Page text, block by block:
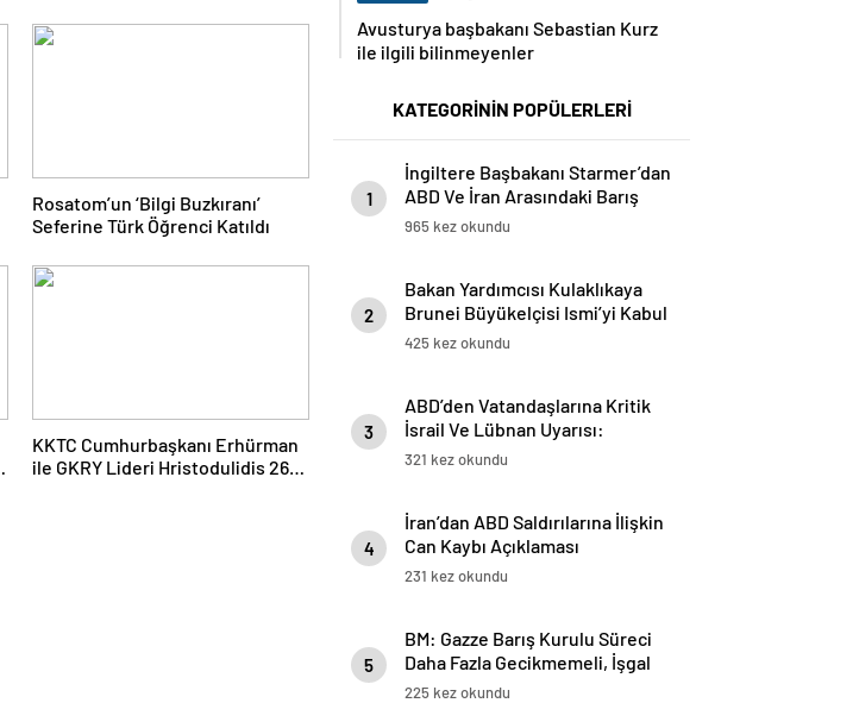
Rosatom’un ‘Bilgi Buzkıranı’
Seferine Türk Öğrenci Katıldı
KKTC Cumhurbaşkanı Erhürman
ile GKRY Lideri Hristodulidis 26
Avusturya başbakanı Sebastian Kurz
ile ilgili bilinmeyenler
KATEGORİNİN POPÜLERLERİ
1
İngiltere Başbakanı Starmer’dan
ABD Ve İran Arasındaki Barış
Anlaşmasına Destek
965 kez okundu
2
Bakan Yardımcısı Kulaklıkaya
Brunei Büyükelçisi Ismi’yi Kabul
Etti
425 kez okundu
3
ABD’den Vatandaşlarına Kritik
İsrail Ve Lübnan Uyarısı:
Seyahat Planlarını Yeniden
321 kez okundu
4
İran’dan ABD Saldırılarına İlişkin
Can Kaybı Açıklaması
231 kez okundu
5
BM: Gazze Barış Kurulu Süreci
Daha Fazla Gecikmemeli, İşgal
Altındaki Filistin Topraklarındaki
225 kez okundu